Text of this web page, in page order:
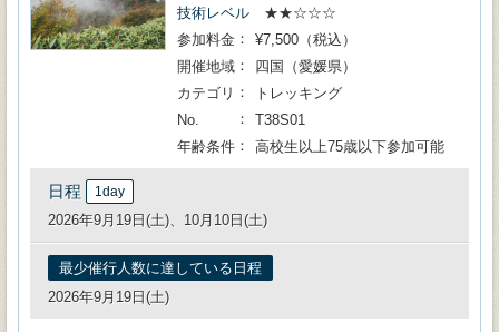
技術レベル
★★☆☆☆
参加料金
¥7,500（税込）
開催地域
四国（愛媛県）
カテゴリ
トレッキング
No.
T38S01
年齢条件
高校生以上75歳以下参加可能
日程 1day
2026年9月19日(土)、10月10日(土)
最少催行人数に達している日程
2026年9月19日(土)